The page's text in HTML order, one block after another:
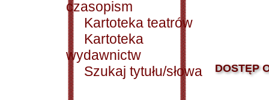
czasopism
Kartoteka teatrów
Kartoteka
wydawnictw
Szukaj tytułu/słowa
DOSTĘP